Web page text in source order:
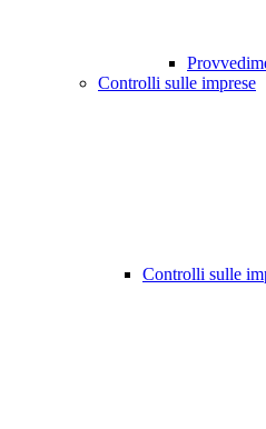
Controlli sulle imprese
Controlli sulle